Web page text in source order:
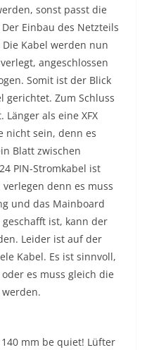
sonst passt die
Einbau des Netzteils
Kabel werden nun
angeschlossen
Somit ist der Blick
gerichtet. Zum Schluss
als eine XFX
nicht sein, denn es
Blatt zwischen
PIN-Stromkabel ist
denn es muss
und das Mainboard
ist, kann der
Leider ist auf der
Kabel. Es ist sinnvoll,
es muss gleich die
mm be quiet! Lüfter